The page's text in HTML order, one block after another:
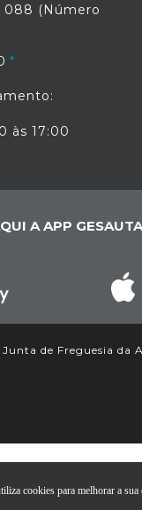
088 (Número
às 17:00
A APP
de Freguesia da
cookies para melhorar a